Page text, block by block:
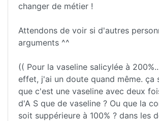
changer de métier !
Attendons de voir si d'autres
arguments ^^
(( Pour la vaseline salicylée à
effet, j'ai un doute quand même. ça
que c'est une vaseline avec deux
d'A S que de vaseline ? Ou que la
soit suppérieure à 100% ? dans les